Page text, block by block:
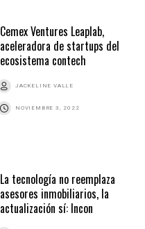
Cemex Ventures Leaplab,
aceleradora de startups del
ecosistema contech
JACKELINE VALLE
NOVIEMBRE 3, 2022
La tecnología no reemplaza
asesores inmobiliarios, la
actualización sí: Incon